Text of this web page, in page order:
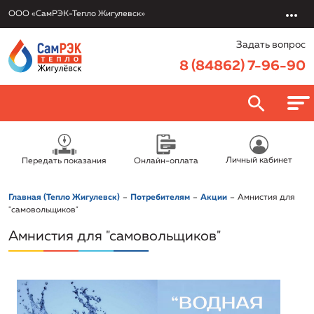
ООО «СамРЭК-Тепло Жигулевск»
Задать вопрос
8 (84862) 7-96-90
О компании
Руководство
Раскрытие информации
Приказы об установлении тарифов
Реквизиты
Онлайн-оплата
Передать показания
Урегулировать задолженность
Услуги
Обслуживание и эксплуатация объектов
Подключение к системе теплоснабжения
Электротехническая лаборатория
Вакансии
Новости
Передать показания Онлайн-оплата Личный кабинет
Главная (Тепло Жигулевск) Потребителям Акции
Амнистия для
"самовольщиков"
Амнистия для "самовольщиков"